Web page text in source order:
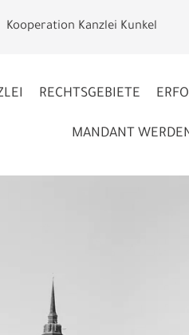
Kooperation Kanzlei Kunkel
RECHTSGEBIETE
MANDANT